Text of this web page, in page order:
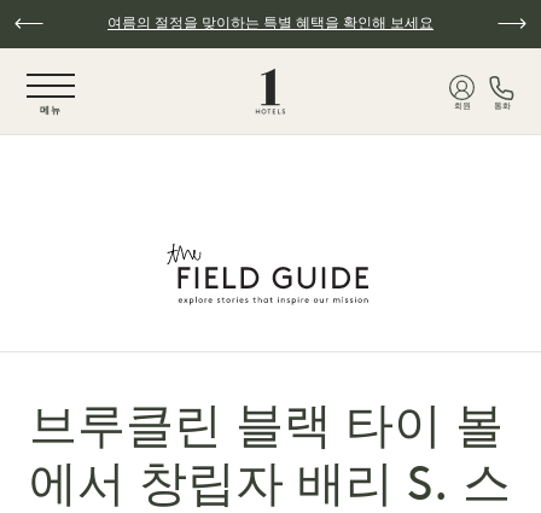
주요 콘텐츠로 건너뛰기여름의 절정을 맞이하는 특별 혜택을 확인해 보세요
메뉴
회원 통화
브루클린 블랙 타이 볼
에서 창립자 배리 S. 스